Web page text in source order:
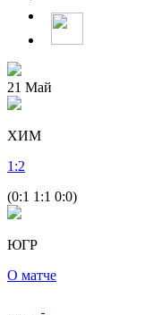
21 Май
ХИМ
1 :2
(0:1 1:1 0:0)
ЮГР
О матче